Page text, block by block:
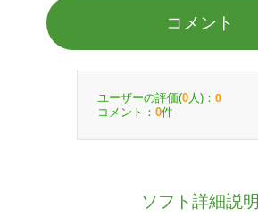
コメント
ユーザーの評価(0 人)： 0
コメント： 0件
ソフト詳細説明